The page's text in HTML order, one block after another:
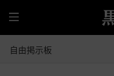
全
体
自由掲示板